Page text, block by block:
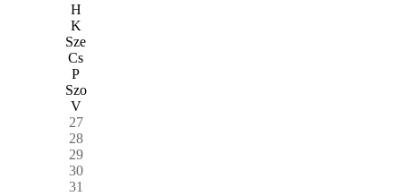
H
K
Sze
Cs
P
Szo
V
27
28
29
30
31